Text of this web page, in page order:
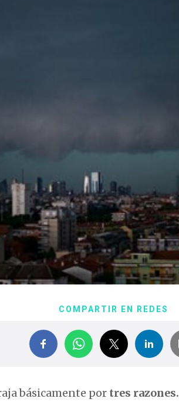
COMPARTIR EN REDES
básicamente por tres razones.